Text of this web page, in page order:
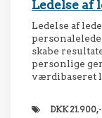
Ledelse af
Ledelse af
skabe
personlige
værdibaseret
DKK